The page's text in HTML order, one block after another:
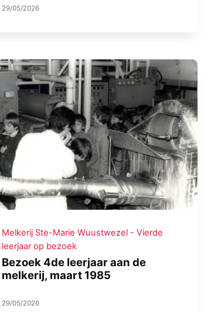
29/05/2026
Melkerij Ste-Marie Wuustwezel - Vierde
leerjaar op bezoek
Bezoek 4de leerjaar aan de
melkerij, maart 1985
29/05/2026